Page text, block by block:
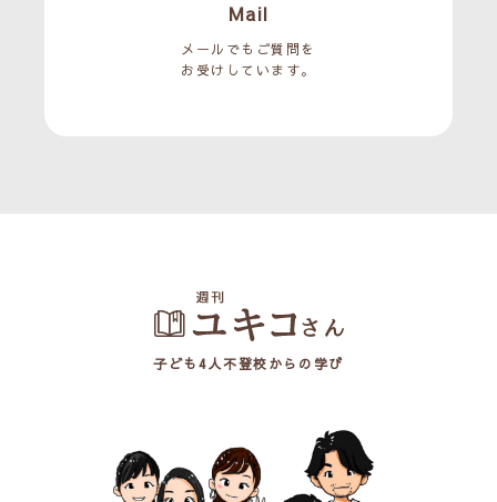
Mail
メールでもご質問を
お受けしています。
子ども4人不登校からの学び